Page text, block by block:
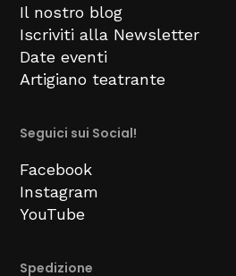
Il nostro blog
Iscriviti alla Newsletter
Date eventi
Artigiano teatrante
Seguici sui Social!
Facebook
Instagram
YouTube
Spedizione